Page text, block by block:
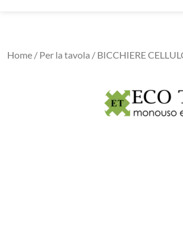
Home / Per la tavola / BICCHIERE